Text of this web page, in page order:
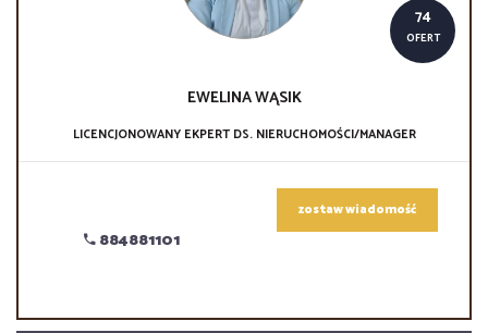
74
OFERT
EWELINAWĄSIK
LICENCJONOWANY EKPERT DS. NIERUCHOMOŚCI/MANAGER
884881101
zostaw wiadomość